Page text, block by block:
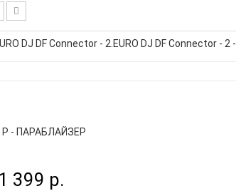
DJ DF Connector - 2.EURO DJ DF Connector - 2 -
P - ПАРАБЛАЙЗЕР
399 р.